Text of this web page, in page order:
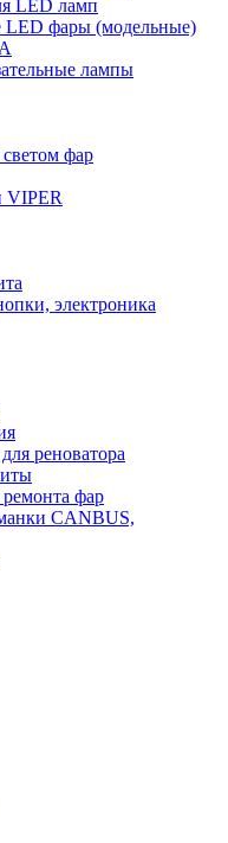
LED ламп
LED фары (модельные)
лампы
фар
VIPER
электроника
реноватора
фар
CANBUS,